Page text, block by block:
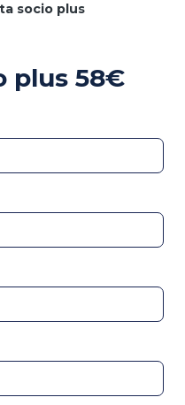
socio plus
plus 58€